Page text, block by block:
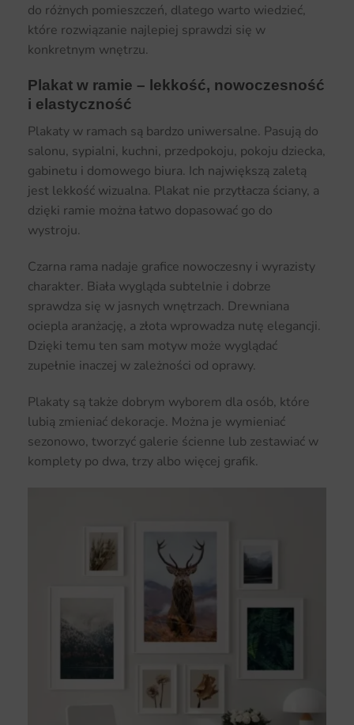
do różnych pomieszczeń, dlatego warto wiedzieć,
które rozwiązanie najlepiej sprawdzi się w
konkretnym wnętrzu.
Plakat w ramie – lekkość, nowoczesność
i elastyczność
Plakaty w ramach są bardzo uniwersalne. Pasują do
salonu, sypialni, kuchni, przedpokoju, pokoju dziecka,
gabinetu i domowego biura. Ich największą zaletą
jest lekkość wizualna. Plakat nie przytłacza ściany, a
dzięki ramie można łatwo dopasować go do
wystroju.
Czarna rama nadaje grafice nowoczesny i wyrazisty
charakter. Biała wygląda subtelnie i dobrze
sprawdza się w jasnych wnętrzach. Drewniana
ociepla aranżację, a złota wprowadza nutę elegancji.
Dzięki temu ten sam motyw może wyglądać
zupełnie inaczej w zależności od oprawy.
Plakaty są także dobrym wyborem dla osób, które
lubią zmieniać dekoracje. Można je wymieniać
sezonowo, tworzyć galerie ścienne lub zestawiać w
komplety po dwa, trzy albo więcej grafik.